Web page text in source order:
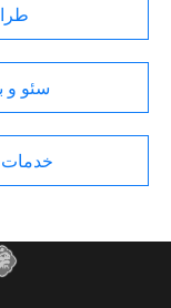
سئو و
خدمات